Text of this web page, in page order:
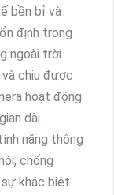
bền bỉ và
định trong
ngoài trời.
và chịu được
hoạt động
dài.
năng thông
chống
sự khác biệt